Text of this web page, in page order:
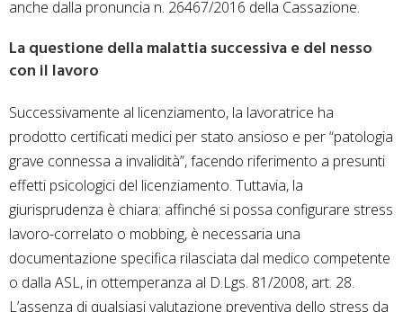
anche dalla pronuncia n. 26467/2016 della Cassazione.
La questione della malattia successiva e del nesso
con il lavoro
Successivamente al licenziamento, la lavoratrice ha
prodotto certificati medici per stato ansioso e per “patologia
grave connessa a invalidità”, facendo riferimento a presunti
effetti psicologici del licenziamento. Tuttavia, la
giurisprudenza è chiara: affinché si possa configurare stress
lavoro-correlato o mobbing, è necessaria una
documentazione specifica rilasciata dal medico competente
o dalla ASL, in ottemperanza al D.Lgs. 81/2008, art. 28.
L’assenza di qualsiasi valutazione preventiva dello stress da